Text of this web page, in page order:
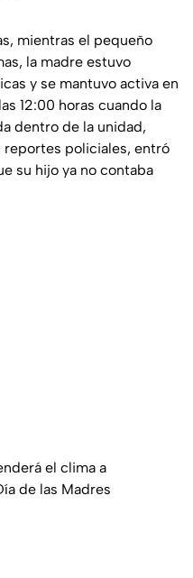
mientras el pequeño
la madre estuvo
y se mantuvo activa en
12:00 horas cuando la
dentro de la unidad,
reportes policiales, entró
su hijo ya no contaba
el clima a
de las Madres